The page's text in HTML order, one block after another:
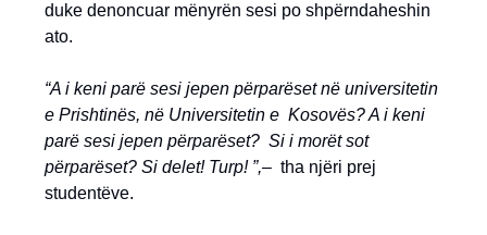
duke denoncuar mënyrën sesi po shpërndaheshin
ato.
“A i keni parë sesi jepen përparëset në universitetin
e Prishtinës, në Universitetin e Kosovës? A i keni
parë sesi jepen përparëset? Si i morët sot
përparëset? Si delet! Turp! ”,– tha njëri prej
studentëve.